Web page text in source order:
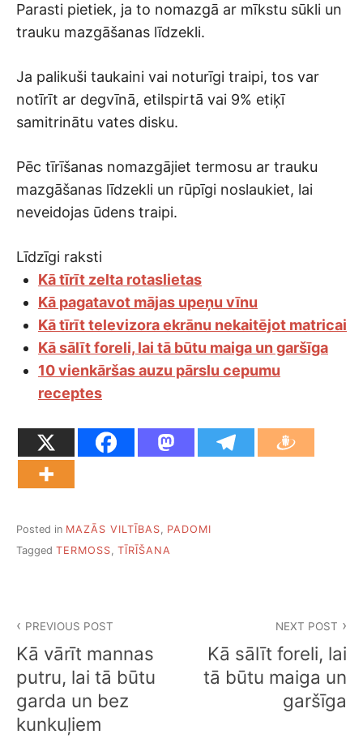
Parasti pietiek, ja to nomazgā ar mīkstu sūkli un
trauku mazgāšanas līdzekli.
Ja palikuši taukaini vai noturīgi traipi, tos var
notīrīt ar degvīnā, etilspirtā vai 9% etiķī
samitrinātu vates disku.
Pēc tīrīšanas nomazgājiet termosu ar trauku
mazgāšanas līdzekli un rūpīgi noslaukiet, lai
neveidojas ūdens traipi.
Līdzīgi raksti
Kā tīrīt zelta rotaslietas
Kā pagatavot mājas upeņu vīnu
Kā tīrīt televizora ekrānu nekaitējot matricai
Kā sālīt foreli, lai tā būtu maiga un garšīga
10 vienkāršas auzu pārslu cepumu
receptes
Posted in MAZĀS VILTĪBAS
PADOMI
Tagged TERMOSS, TĪRĪŠANA
izvēlne
PREVIOUS POST
Kā vārīt mannas
putru, lai tā būtu
garda un bez
kunkuļiem
NEXT POST
Kā sālīt foreli, lai
tā būtu maiga un
garšīga